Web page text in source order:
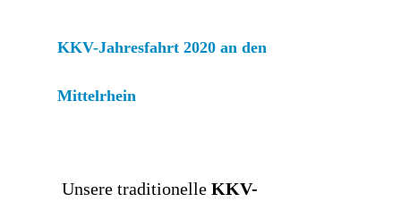
KKV-Jahresfahrt 2020 an den
Mittelrhein
Unsere traditionelle KKV-